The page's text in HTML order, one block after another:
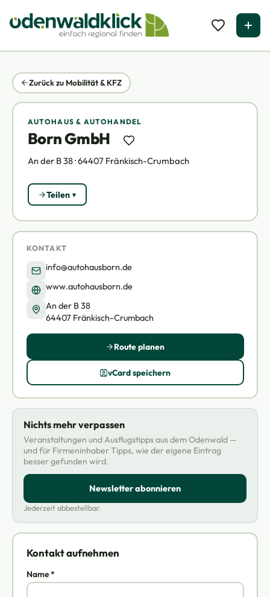
Zurück zu Mobilität & KFZ
AUTOHAUS & AUTOHANDEL
Born GmbH
An der B 38 · 64407 Fränkisch-Crumbach
Teilen
Kontakt aufnehmen
Name *
KONTAKT
info@autohausborn.de
www.autohausborn.de
An der B 38
64407 Fränkisch-Crumbach
Route planen
vCard speichern
Nichts mehr verpassen
Veranstaltungen und Ausflugstipps aus dem Odenwald —
und für Firmeninhaber Tipps, wie der eigene Eintrag
besser gefunden wird.
Newsletter abonnieren
Jederzeit abbestellbar.